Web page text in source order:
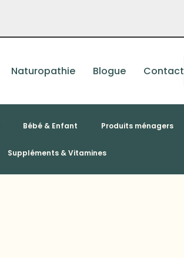
Naturopathie Blogue Contact
Bébé & Enfant Produits ménagers
Suppléments & Vitamines